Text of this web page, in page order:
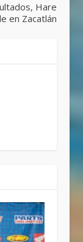
Hare
en Zacatlán